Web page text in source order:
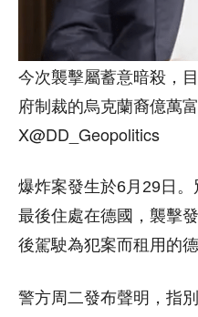
今次襲擊屬蓄意暗殺，
府制裁的烏克蘭裔億萬
X@DD_Geopolitics
爆炸案發生於6月29日。
最後住處在德國，襲擊
後駕駛為犯案而租用的
警方周二發布聲明，指